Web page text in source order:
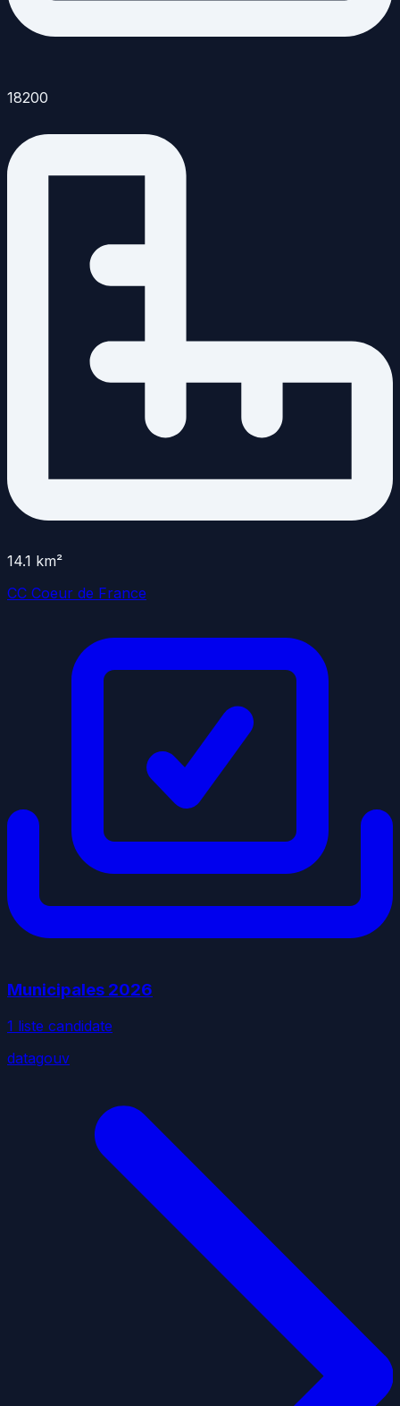
18200
14.1 km²
CC Coeur de France
Municipales 2026
1 liste candidate
datagouv